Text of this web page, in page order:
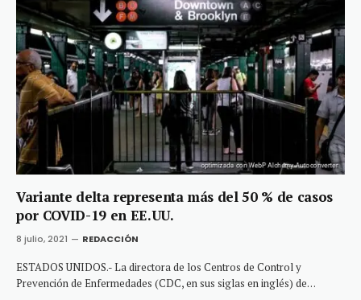
Variante delta representa más del 50 % de casos
por COVID-19 en EE.UU.
8 julio, 2021 REDACCIÓN
ESTADOS UNIDOS.- La directora de los Centros de Control y
Prevención de Enfermedades (CDC, en sus siglas en inglés) de…